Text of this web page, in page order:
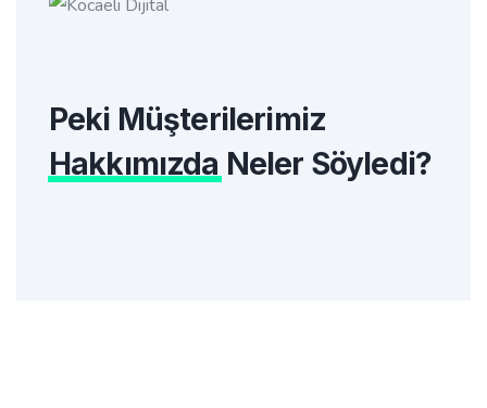
Peki Müşterilerimiz
Hakkımızda Neler Söyledi?